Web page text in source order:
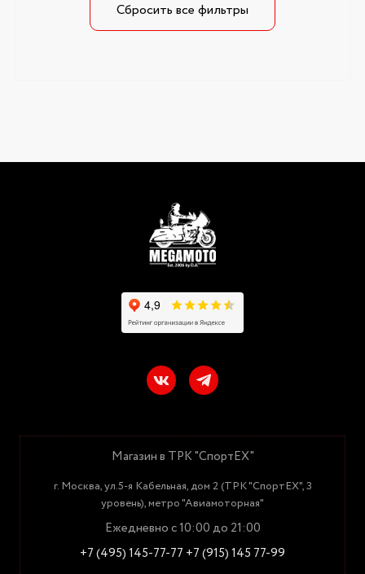
Сбросить все фильтры
Магазин в ТРК "СпортЕХ"
г. Москва, ул.5-я Кабельная, дом 2 (ТРК "СпортЕХ", 3
уровень), метро "Авиамоторная"
Ежедневно с 10:00 до 21:00
+7 (495) 145-77-77 +7 (915) 145 77-99